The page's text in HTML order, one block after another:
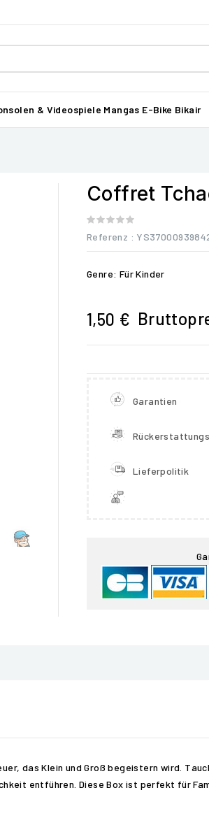
& Videospiele Mangas E-Bike Bikair

Coffret
Referenz :
Genre: Für Kinder
1,50 €
Garantien
Lieferpolitik
das Klein und Groß begeistern wird.
entführen. Diese Box ist perfekt für